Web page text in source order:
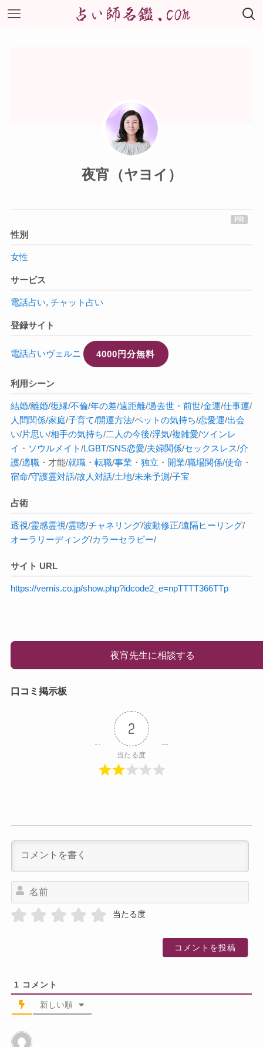
夜宵（ヤヨイ）
性別
女性
サービス
電話占い, チャット占い
登録サイト
電話占いヴェルニ 4000円分無料
利用シーン
結婚/離婚/復縁/不倫/年の差/遠距離/過去世・ 前世/金運/仕事運/
人間関係/家庭/子育て/開運方法/ペットの気持ち/恋愛運/出会
い/片思い/相手の気持ち/二人の今後/浮気/複雑愛/ツインレ
イ ・ ソウルメイト/LGBT/SNS恋愛/夫婦関係/セックスレス/介
護/適職・才能/就職・ 転職/事業 ・ 独立 ・ 開業/職場関係/使命 ・
宿命/守護霊対話/故人対話/土地/未来予測/子宝
占術
透視/霊感霊視/霊聴/チャネリング/波動修正/遠隔ヒーリング/
オーラ リーディング/カラーセラピー/
サイト URL
https://vernis.co.jp/show.php?idcode2_e=npTTTT366TTp
夜宵先生に相談する
口コミ掲示板
2
当たる度
当たる度
1 コメント
新しい順